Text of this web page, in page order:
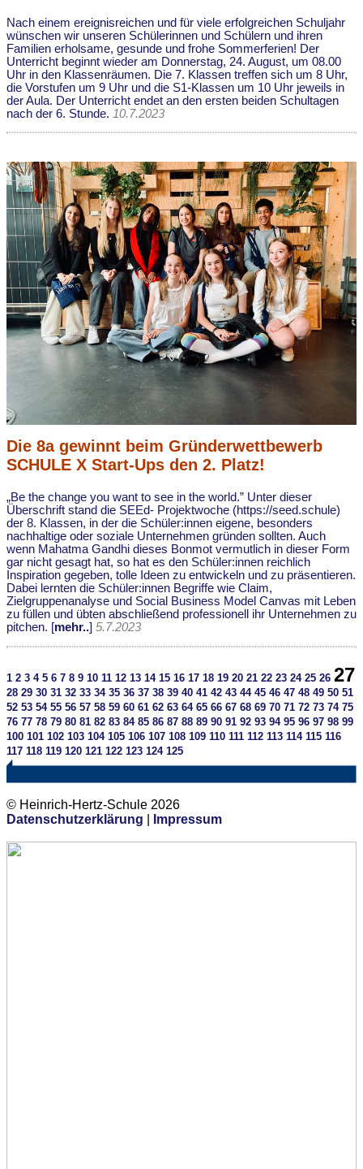
Nach einem ereignisreichen und für viele erfolgreichen Schuljahr
wünschen wir unseren Schülerinnen und Schülern und ihren
Familien erholsame, gesunde und frohe Sommerferien! Der
Unterricht beginnt wieder am Donnerstag, 24. August, um 08.00
Uhr in den Klassenräumen. Die 7. Klassen treffen sich um 8 Uhr,
die Vorstufen um 9 Uhr und die S1-Klassen um 10 Uhr jeweils in
der Aula. Der Unterricht endet an den ersten beiden Schultagen
nach der 6. Stunde. 10.7.2023
Die 8a gewinnt beim Gründerwettbewerb
SCHULE X Start-Ups den 2. Platz!
„Be the change you want to see in the world.” Unter dieser
Überschrift stand die SEEd- Projektwoche (https://seed.schule)
der 8. Klassen, in der die Schüler:innen eigene, besonders
nachhaltige oder soziale Unternehmen gründen sollten. Auch
wenn Mahatma Gandhi dieses Bonmot vermutlich in dieser Form
gar nicht gesagt hat, so hat es den Schüler:innen reichlich
Inspiration gegeben, tolle Ideen zu entwickeln und zu präsentieren.
Dabei lernten die Schüler:innen Begriffe wie Claim,
Zielgruppenanalyse und Social Business Model Canvas mit Leben
zu füllen und übten abschließend professionell ihr Unternehmen zu
pitchen. [mehr..] 5.7.2023
1 2 3 4 5 6 7 8 9 10 11 12 13 14 15 16 17 18 19 20 21 22 23 24 25 26 27
28 29 30 31 32 33 34 35 36 37 38 39 40 41 42 43 44 45 46 47 48 49 50 51
52 53 54 55 56 57 58 59 60 61 62 63 64 65 66 67 68 69 70 71 72 73 74 75
76 77 78 79 80 81 82 83 84 85 86 87 88 89 90 91 92 93 94 95 96 97 98 99
100 101 102 103 104 105 106 107 108 109 110 111 112 113 114 115 116
117 118 119 120 121 122 123 124 125
© Heinrich-Hertz-Schule 2026
Datenschutzerklärung
Impressum